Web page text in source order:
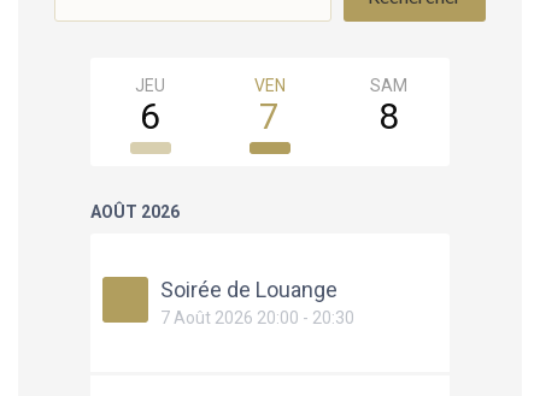
JEU
6
VEN
7
SAM
8
AOÛT 2026
Soirée de Louange
7 Août 2026 20:00 - 20:30